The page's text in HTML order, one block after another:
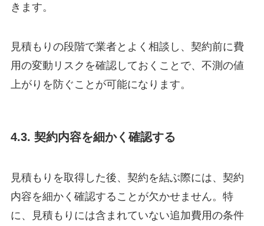
きます。
見積もりの段階で業者とよく相談し、契約前に費
用の変動リスクを確認しておくことで、不測の値
上がりを防ぐことが可能になります。
4.3. 契約内容を細かく確認する
見積もりを取得した後、契約を結ぶ際には、契約
内容を細かく確認することが欠かせません。特
に、見積もりには含まれていない追加費用の条件